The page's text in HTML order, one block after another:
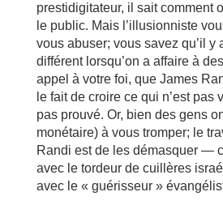
prestidigitateur, il sait comment
le public. Mais l’illusionniste
vous abuser; vous savez qu’il y
différent lorsqu’on a affaire à
appel à votre foi, que James
le fait de croire ce qui n’est pas
pas prouvé. Or, bien des gens
monétaire) à vous tromper; le
Randi est de les démasquer —
avec le tordeur de cuillères
avec le « guérisseur »